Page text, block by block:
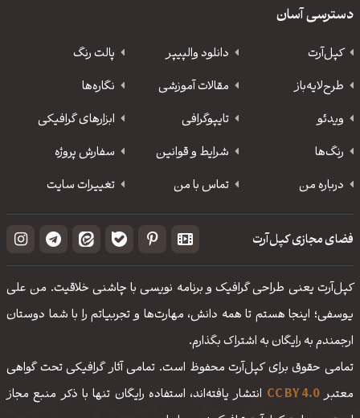
دسترسی آسان
کپل‌آرت دانلود‌ والپیپر
پالت رنگ
طرح‌لایه‌باز
مقالات آموزشی
نگاره‌ها
ویدئو
‌تایپوگرافی
ابزارهای گرافیکی
رنگ‌ها
شرایط و قوانین
سفارش پروژه
درباره من
تماس با من تغییرات سایت
فضای مجازی کپل‌آرت
کپل‌آرت یعنی طراحی گرافیک و برنامه نویسی با چاشنی خلاقیت. من علی
یوسفی؛ اینجا هستم تا همه دانش، مهارت‌‌ها و تجربیاتم را با شما دوستان
ارجمندم به رایگان به اشتراک بگذارم.
تمامی حقوق برای کپل‌آرت محفوظ است. تمامی آثار گرافیکی تحت گواهی
معتبرCC BY 4.0 انتشار یافته‌اند، استفاده رایگان تنها با ذکر منبع مجاز